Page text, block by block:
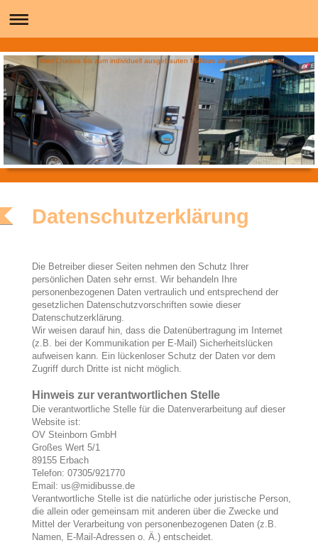
Vom Chassis bis zum individuell ausgebauten Midibus alles aus einer Hand
Datenschutzerklärung
Die Betreiber dieser Seiten nehmen den Schutz Ihrer
persönlichen Daten sehr ernst. Wir behandeln Ihre
personenbezogenen Daten vertraulich und entsprechend der
gesetzlichen Datenschutzvorschriften sowie dieser
Datenschutzerklärung.
Wir weisen darauf hin, dass die Datenübertragung im Internet
(z.B. bei der Kommunikation per E-Mail) Sicherheitslücken
aufweisen kann. Ein lückenloser Schutz der Daten vor dem
Zugriff durch Dritte ist nicht möglich.
Hinweis zur verantwortlichen Stelle
Die verantwortliche Stelle für die Datenverarbeitung auf dieser
Website ist:
OV Steinborn GmbH
Großes Wert 5/1
89155 Erbach
Telefon: 07305/921770
Email: us@midibusse.de
Verantwortliche Stelle ist die natürliche oder juristische Person,
die allein oder gemeinsam mit anderen über die Zwecke und
Mittel der Verarbeitung von personenbezogenen Daten (z.B.
Namen, E-Mail-Adressen o. Ä.) entscheidet.